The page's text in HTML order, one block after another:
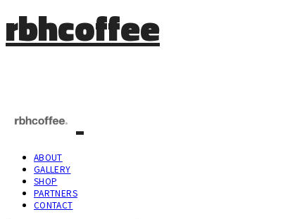
rbhcoffee
ABOUT
GALLERY
SHOP
PARTNERS
CONTACT